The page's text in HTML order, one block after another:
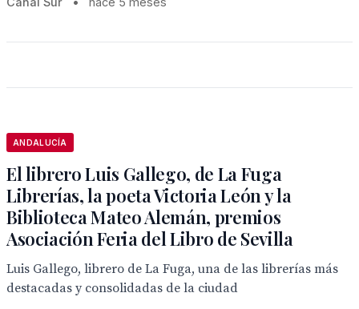
ANDALUCÍA
El librero Luis Gallego, de La Fuga
Librerías, la poeta Victoria León y la
Biblioteca Mateo Alemán, premios
Asociación Feria del Libro de Sevilla
Luis Gallego, librero de La Fuga, una de las librerías más
destacadas y consolidadas de la ciudad